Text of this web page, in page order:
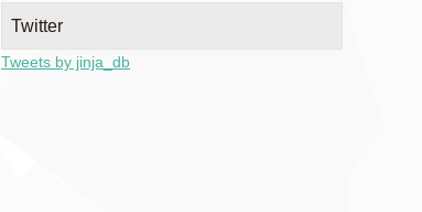
Twitter
Tweets by jinja_db